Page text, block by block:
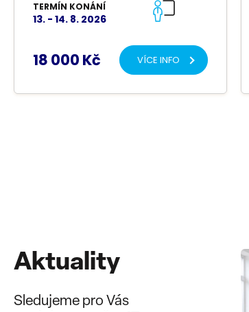
TERMÍN KONÁNÍ
13. - 14. 8. 2026
18 000 Kč VÍCE INFO
Aktuality
Sledujeme pro Vás